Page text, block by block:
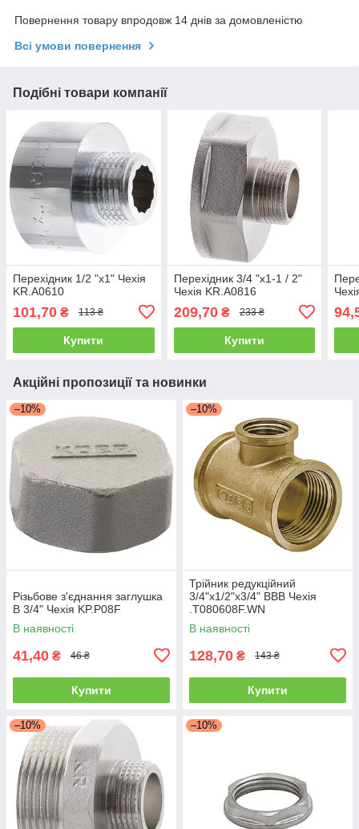
Повернення товару впродовж 14 днів за домовленістю
Всі умови повернення
Подібні товари компанії
Перехідник 1/2 "х1" Чехія
KR.A0610
101,70 ₴ 113 ₴
Купити
Перехідник 3/4 "x1-1 / 2"
Чехія KR.A0816
209,70₴ 233 ₴
Купити
Акційні пропозиції та новинки
–10%
Різьбове з'єднання заглушка
В 3/4" Чехія KP.P08F
В наявності
41,40 ₴ 46 ₴
Купити
–10%
Трійник редукційний
3/4"х1/2"х3/4" ВВВ Чехія
.T080608F.WN
В наявності
128,70 ₴ 143 ₴
Купити
–10% –10%